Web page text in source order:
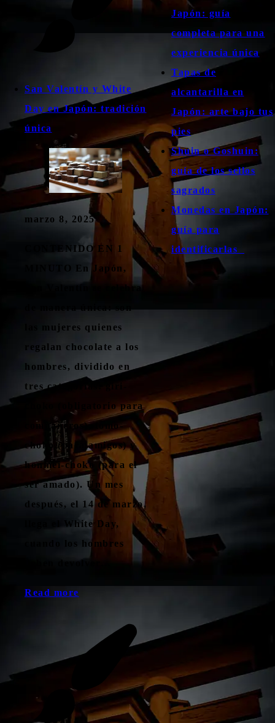
San Valentín y White
Day en Japón: tradición
única
marzo 8, 2025
CONTENIDO EN 1
MINUTO En Japón,
San Valentín se celebra
de manera única: son
las mujeres quienes
regalan chocolate a los
hombres, dividido en
tres categorías: giri-
choko (obligatorio para
compañeros), tomo-
choko (para amigos) y
honmei-choko (para el
ser amado). Un mes
después, el 14 de marzo,
llega el White Day,
cuando los hombres
deben devolver…
Read more
Japón: guía
completa para una
experiencia única
Tapas de
alcantarilla en
Japón: arte bajo tus
pies
Shuin o Goshuin:
guía de los sellos
sagrados
Monedas en Japón:
guía para
identificarlas